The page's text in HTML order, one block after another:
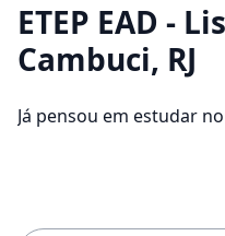
ETEP EAD -
Cambuci, RJ
Já pensou em estudar